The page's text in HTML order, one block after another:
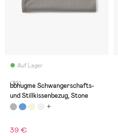
Auf Lager
(30)
bbhugme Schwangerschafts-
und Stillkissenbezug, Stone
39 €